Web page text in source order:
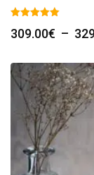
309.00€ –